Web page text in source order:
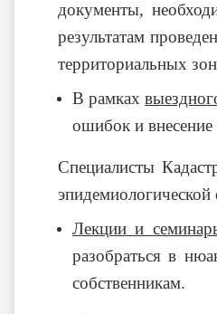
документы,
результатам
территориальных
В рамках
ошибок и
Специалисты
Лекции и
разобраться в
собственникам.